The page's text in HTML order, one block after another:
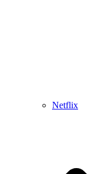
Netflix